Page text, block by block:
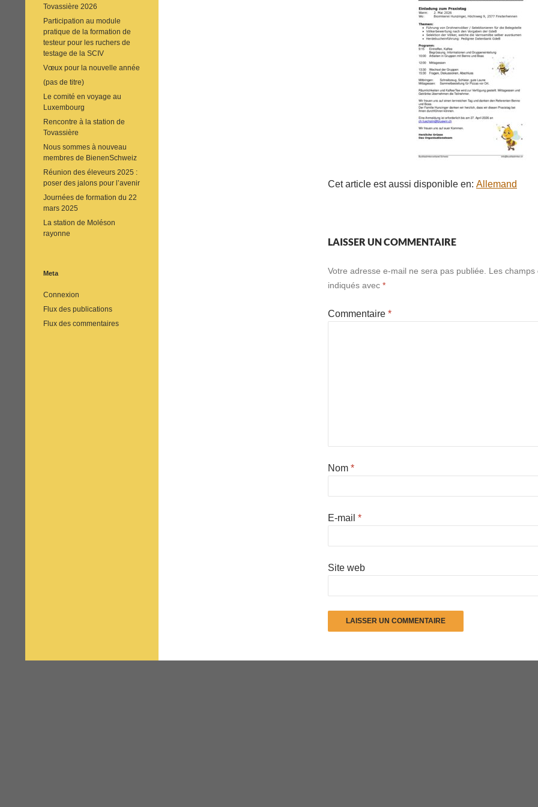
Cet article est aussi disponible en: Allemand
LAISSER UN COMMENTAIRE
Votre adresse e-mail ne sera pas publiée.
Les champs
indiqués avec *
Commentaire *
Nom *
E-mail *
Site web
Tovassière 2026
Participation au module
pratique de la formation de
testeur pour les ruchers de
testage de la SCIV
Vœux pour la nouvelle année
(pas de titre)
Le comité en voyage au
Luxembourg
Rencontre à la station de
Tovassière
Nous sommes à nouveau
membres de BienenSchweiz
Réunion des éleveurs 2025 :
poser des jalons pour l’avenir
Journées de formation du 22
mars 2025
La station de Moléson
rayonne
Meta
Connexion
Flux des publications
Flux des commentaires